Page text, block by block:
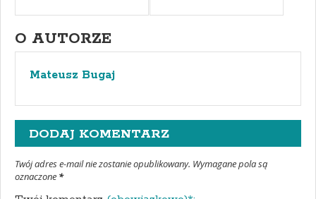
O AUTORZE
Mateusz Bugaj
DODAJ KOMENTARZ
Twój adres e-mail nie zostanie opublikowany. Wymagane pola są
oznaczone *